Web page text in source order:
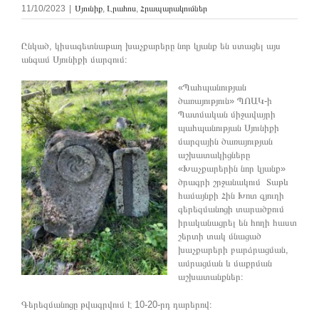
11/10/2023 | Սյունիք Լրահոս Հրապարակումներ
Ընկած, կիսագետնաթաղ խաչքարերը նոր կյանք են ստացել այս
անգամ Սյունիքի մարզում։
«Պահպանության
ծառայություն» ՊՈԱԿ-ի
Պատմական միջավայրի
պահպանության Սյունիքի
մարզային ծառայության
աշխատակիցները
«Խաչքարերին նոր կյանք»
ծրագրի շրջանակում Տաթև
համայնքի Հին Խոտ գյուղի
գերեզմանոցի տարածքում
իրականացրել են հողի հաստ
շերտի տակ մնացած
խաչքարերի բարձրացման,
ամրացման և մաքրման
աշխատանքներ։
Գերեզմանոցը թվագրվում է 10-20-րդ դարերով։